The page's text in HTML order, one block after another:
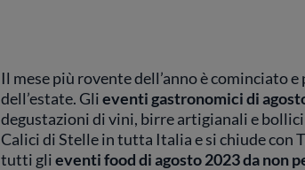
Il mese più rovente dell’anno è cominciato
dell’estate. Glieventi gastronomici di
degustazioni di vini, birre artigianali e
Calici di Stelle in tutta Italia e si chiude con
tutti glieventi food di agosto 2023 da non